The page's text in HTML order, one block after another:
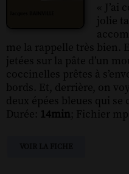
« J’ai
jolie
me la rappelle très bien.
jetées sur la pâte d’un
coccinelles prêtes à
bords. Et, derrière, on
deux épées bleues qui se
Durée: 14min; Fichier